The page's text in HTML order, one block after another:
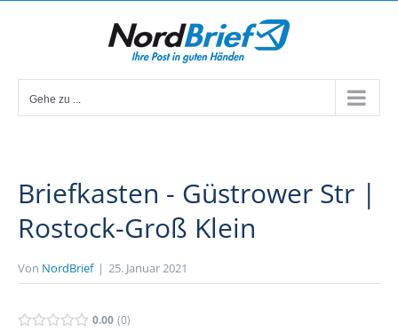
Gehe zu ...
Briefkasten - Güstrower Str |
Rostock-Groß Klein
Von NordBrief | 25. Januar 2021
0.00 0